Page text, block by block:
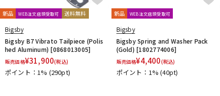
青い鳥∞黄い蜂
明和電機
他2
TONE GEAR Peters Alfred
M.Baron
m.guitar craft works
Henle
Boosey And Hawkes
Universal
Musica Rara Salabert Durand
Leduc
Dr.Case
Schott Music Billaudot
Marc Reift
新品 WEB注文店頭受取可 送料無料
Bigsby
Bigsby B7 Vibrato Tailpiece (Polis
hed Aluminum) [0868013005]
販売価格¥31,900(税込)
ポイント：1% (290pt)
新品 WEB注文店頭受取可
Bigsby
Bigsby Spring and Washer Pack
(Gold) [1802774006]
販売価格¥4,400(税込)
ポイント：1%(40pt)